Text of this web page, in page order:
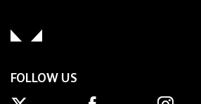
FOLLOW US